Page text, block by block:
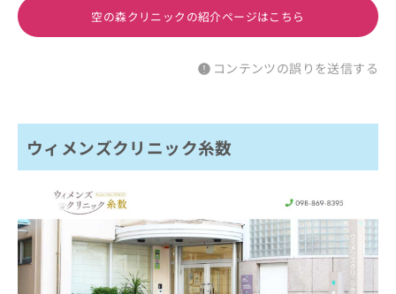
空の森クリニックの紹介ページはこちら
コンテンツの誤りを送信する
ウィメンズクリニック糸数